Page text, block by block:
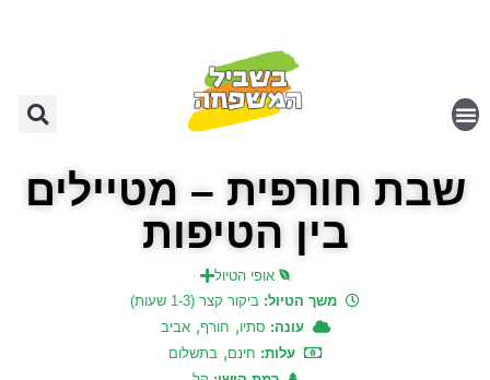
שבת חורפית – מטיילים
בין הטיפות
אופי הטיול
משך הטיול: ביקור קצר (1-3 שעות)
עונה: סתיו, חורף, אביב
עלות: חינם, בתשלום